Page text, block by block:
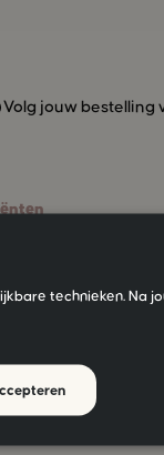
Volg jouw bestelling
IVY Salt
zoals je het wilt.
resultaat met
technieken. Na